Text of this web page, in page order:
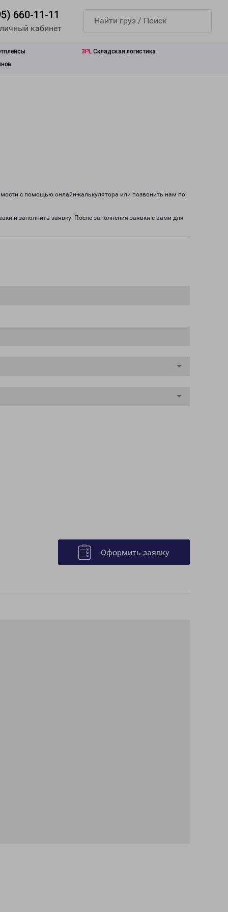
660-11-11
кабинет
3PL Складская логистика
с помощью онлайн-калькулятора или позвонить нам по
и заполнить заявку. После заполнения заявки с вами для
Оформить заявку